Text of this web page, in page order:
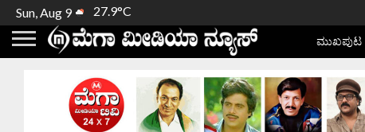
Sun, Aug 9 27.9°C
ಮುಖಪುಟ